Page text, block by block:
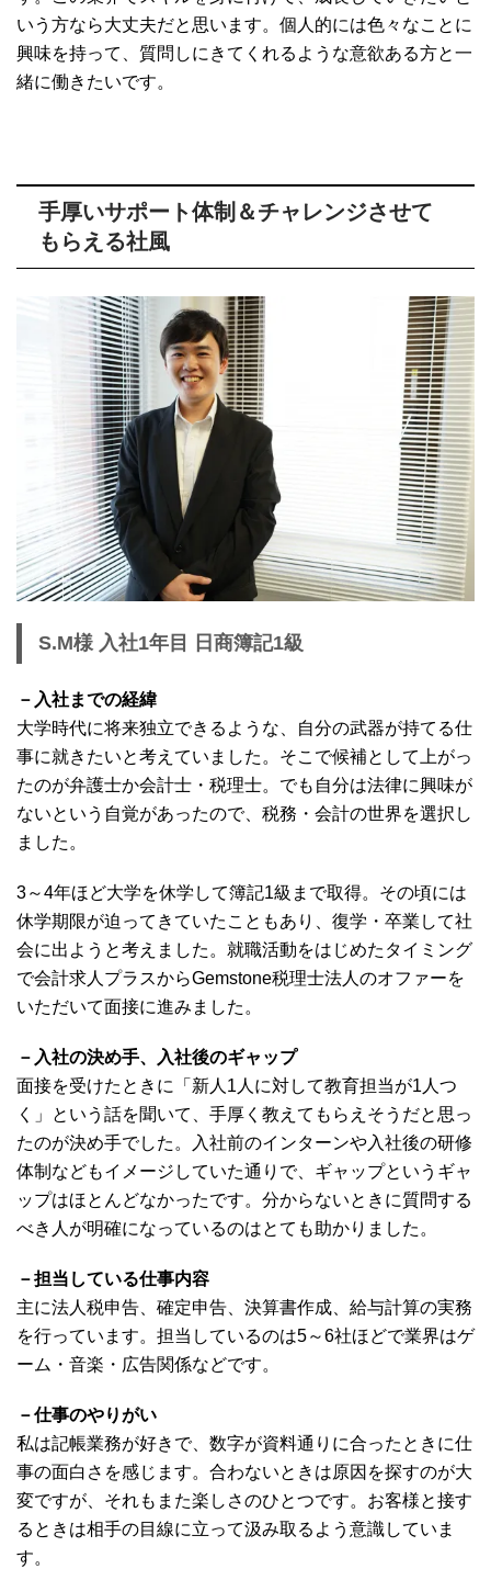
いう方なら大丈夫だと思います。個人的には色々なことに
興味を持って、質問しにきてくれるような意欲ある方と一
緒に働きたいです。
手厚いサポート体制＆チャレンジさせて
もらえる社風
S.M様 入社1年目 日商簿記1級
－入社までの経緯
大学時代に将来独立できるような、自分の武器が持てる仕
事に就きたいと考えていました。そこで候補として上がっ
たのが弁護士か会計士・税理士。でも自分は法律に興味が
ないという自覚があったので、税務・会計の世界を選択し
ました。
3～4年ほど大学を休学して簿記1級まで取得。その頃には
休学期限が迫ってきていたこともあり、復学・卒業して社
会に出ようと考えました。就職活動をはじめたタイミング
で会計求人プラスからGemstone税理士法人のオファーを
いただいて面接に進みました。
－入社の決め手、入社後のギャップ
面接を受けたときに「新人1人に対して教育担当が1人つ
く」という話を聞いて、手厚く教えてもらえそうだと思っ
たのが決め手でした。入社前のインターンや入社後の研修
体制などもイメージしていた通りで、ギャップというギャ
ップはほとんどなかったです。分からないときに質問する
べき人が明確になっているのはとても助かりました。
－担当している仕事内容
主に法人税申告、確定申告、決算書作成、給与計算の実務
を行っています。担当しているのは5～6社ほどで業界はゲ
ーム・音楽・広告関係などです。
－仕事のやりがい
私は記帳業務が好きで、数字が資料通りに合ったときに仕
事の面白さを感じます。合わないときは原因を探すのが大
変ですが、それもまた楽しさのひとつです。お客様と接す
るときは相手の目線に立って汲み取るよう意識していま
す。